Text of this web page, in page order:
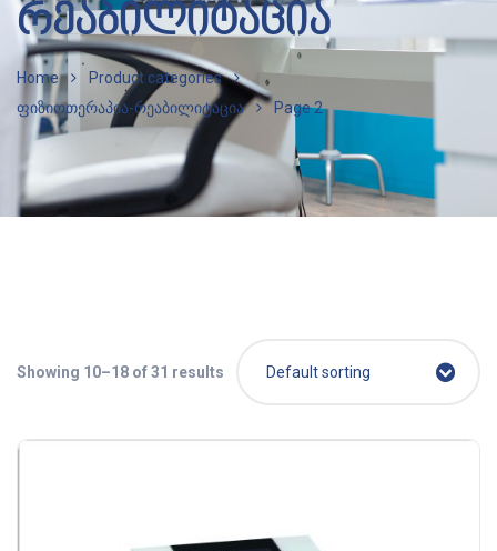
რეაბილიტაცია
Home
Product categories
ფიზიოთერაპია-რეაბილიტაცია
Page 2
Showing 10–18 of 31 results Default sorting